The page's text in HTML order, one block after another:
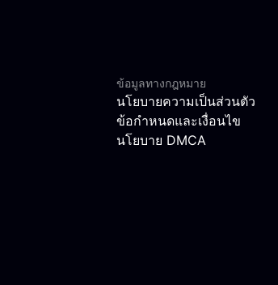
ข้อมูลทางกฎหมาย
นโยบายความเป็นส่วนตัว
ข้อกำหนดและเงื่อนไข
นโยบาย DMCA